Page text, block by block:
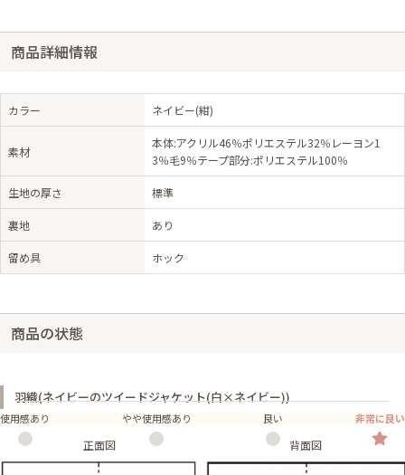
商品詳細情報
カラー ネイビー(紺)
素材
本体:アクリル46％ポリエステル32％レーヨン1
3％毛9％テープ部分:ポリエステル100％
生地の厚さ 標準
裏地 あり
留め具 ホック
商品の状態
羽織(ネイビーのツイードジャケット(白×ネイビー))
使用感あり やや使用感あり 良い 非常に良い
正面図 背面図